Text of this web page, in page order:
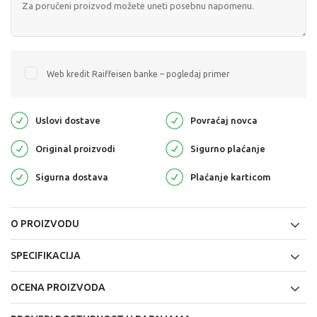
Web kredit Raiffeisen banke – pogledaj primer
Uslovi dostave Povraćaj novca
Original proizvodi Sigurno plaćanje
Sigurna dostava Plaćanje karticom
O PROIZVODU
SPECIFIKACIJA
OCENA PROIZVODA